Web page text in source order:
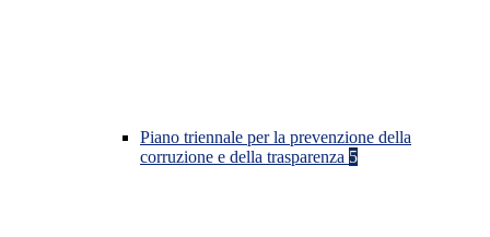
Piano triennale per la prevenzione della
corruzione e della trasparenza 5